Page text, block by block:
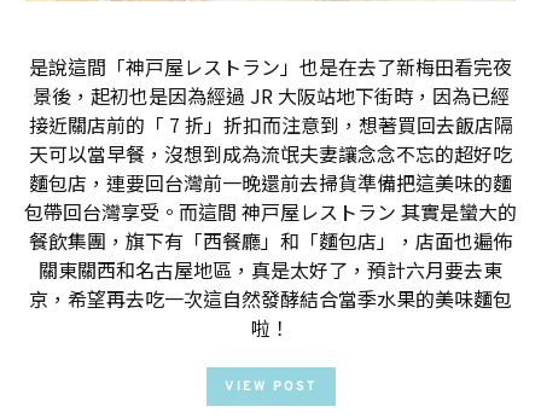
是說這間「神戸屋レストラン」也是在去了新梅田看完夜
景後，起初也是因為經過 JR 大阪站地下街時，因為已經
接近關店前的「 7 折」折扣而注意到，想著買回去飯店隔
天可以當早餐，沒想到成為流氓夫妻讓念念不忘的超好吃
麵包店，連要回台灣前一晚還前去掃貨準備把這美味的麵
包帶回台灣享受。而這間 神戸屋レストラン 其實是蠻大的
餐飲集團，旗下有「西餐廳」和「麵包店」，店面也遍佈
關東關西和名古屋地區，真是太好了，預計六月要去東
京，希望再去吃一次這自然發酵結合當季水果的美味麵包
啦！
VIEW POST